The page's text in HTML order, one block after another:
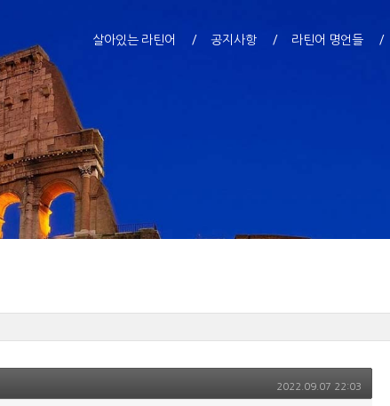
살아있는 라틴어 공지사항 라틴어 명언들
2022.09.07 22:03